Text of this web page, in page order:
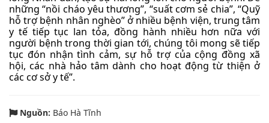
những “nồi cháo yêu thương”, “suất cơm sẻ chia”, “Quỹ
hỗ trợ bệnh nhân nghèo” ở nhiều bệnh viện, trung tâm
y tế tiếp tục lan tỏa, đồng hành nhiều hơn nữa với
người bệnh trong thời gian tới, chúng tôi mong sẽ tiếp
tục đón nhận tình cảm, sự hỗ trợ của cộng đồng xã
hội, các nhà hảo tâm dành cho hoạt động từ thiện ở
các cơ sở y tế”.
Nguồn: Báo Hà Tĩnh